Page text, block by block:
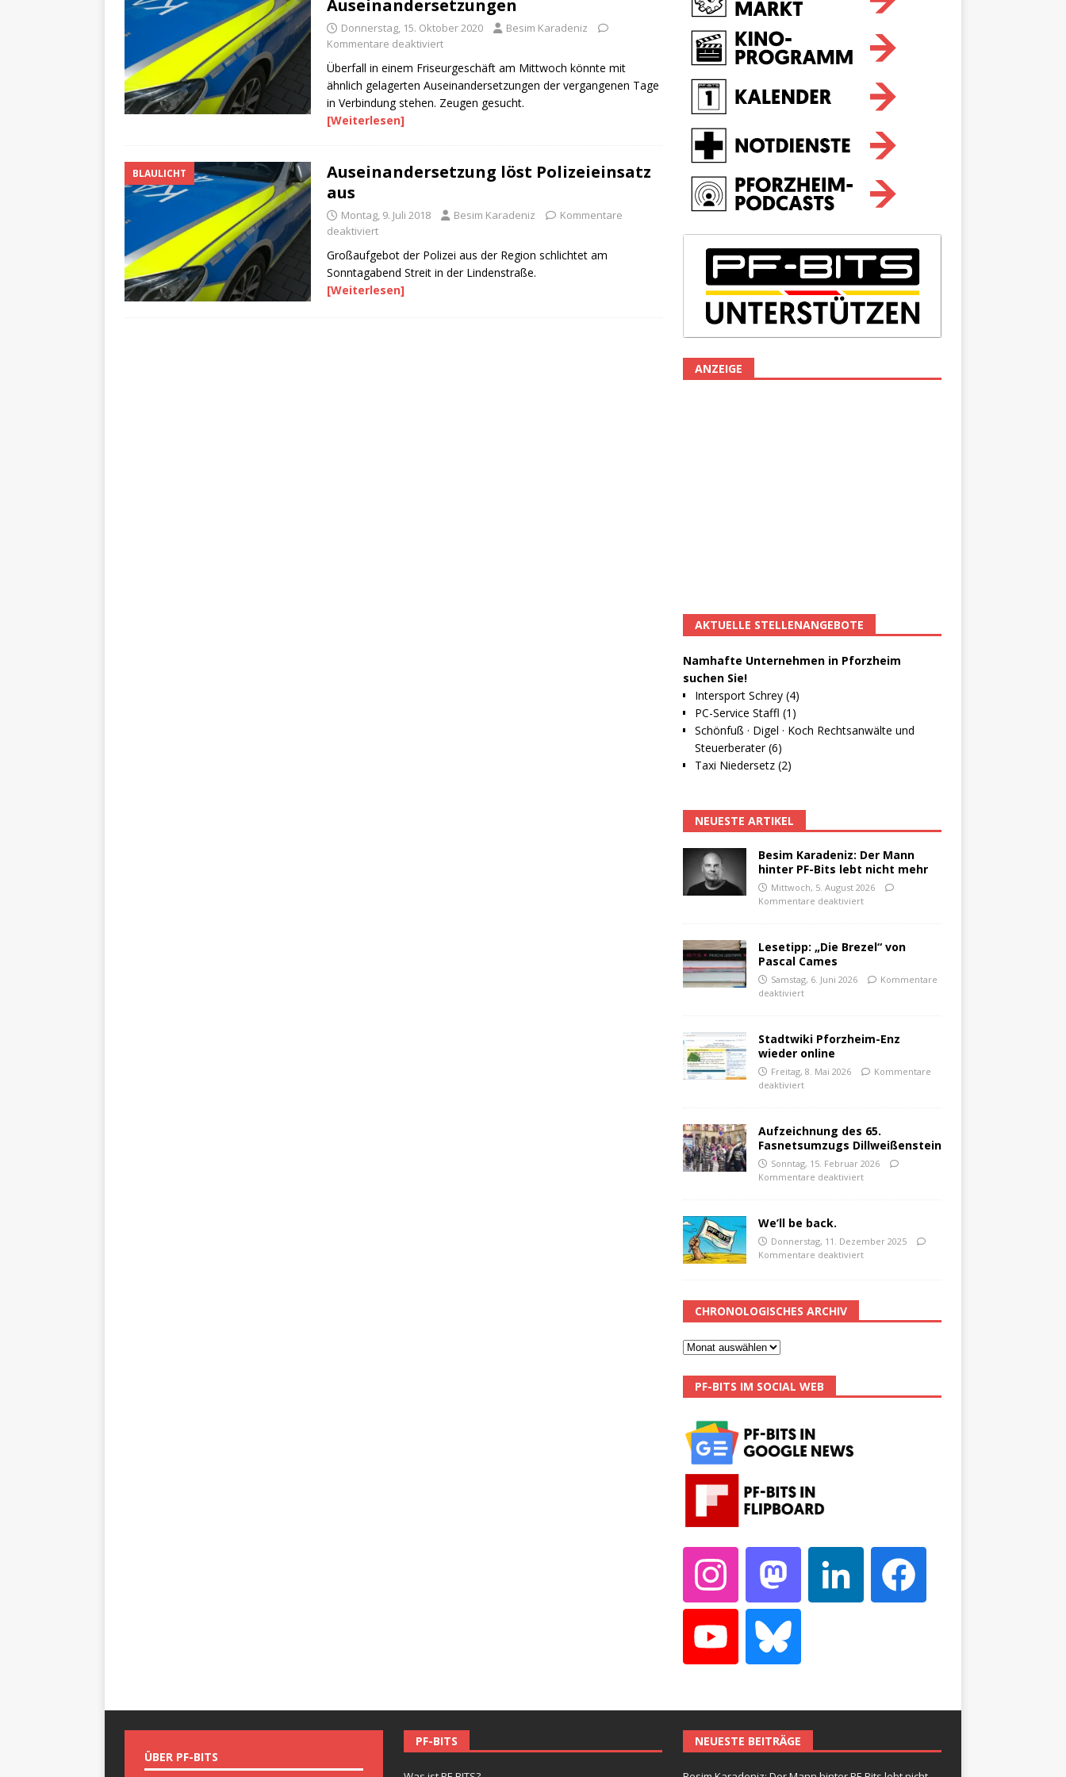
Auseinandersetzungen
Donnerstag, 15. Oktober 2020
Besim Karadeniz
Kommentare deaktiviert
Überfall in einem Friseurgeschäft am Mittwoch könnte mit
ähnlich gelagerten Auseinandersetzungen der vergangenen Tage
in Verbindung stehen. Zeugen gesucht.
[Weiterlesen]
BLAULICHT
Auseinandersetzung löst Polizeieinsatz
aus
Montag, 9. Juli 2018 Besim Karadeniz
Kommentare
deaktiviert
Großaufgebot der Polizei aus der Region schlichtet am
Sonntagabend Streit in der Lindenstraße.
[Weiterlesen]
ANZEIGE
AKTUELLE STELLENANGEBOTE
Namhafte Unternehmen in Pforzheim
suchen Sie!
Intersport Schrey (4)
PC-Service Staffl (1)
Schönfuß · Digel · Koch Rechtsanwälte und
Steuerberater (6)
Taxi Niedersetz (2)
NEUESTE ARTIKEL
Besim Karadeniz: Der Mann
hinter PF-Bits lebt nicht mehr
Mittwoch, 5. August 2026
Kommentare deaktiviert
Lesetipp: „Die Brezel“ von
Pascal Cames
Samstag, 6. Juni 2026
Kommentare
deaktiviert
Stadtwiki Pforzheim-Enz
wieder online
Freitag, 8. Mai 2026
Kommentare
deaktiviert
Aufzeichnung des 65.
Fasnetsumzugs Dillweißenstein
Sonntag, 15. Februar 2026
Kommentare deaktiviert
We’ll be back.
Donnerstag, 11. Dezember 2025
Kommentare deaktiviert
CHRONOLOGISCHES ARCHIV
PF-BITS IM SOCIAL WEB
ÜBER PF-BITS
PF-BITS NEUESTE BEITRÄGE